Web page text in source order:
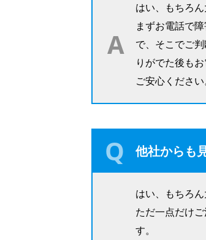
はい、もちろん
まずお電話で
で、そこでご
りがでた後も
ご安心ください
他社からも
はい、もちろん
ただ一点だけ
す。